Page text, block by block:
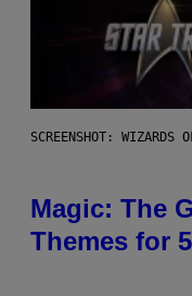
SCREENSHOT: WIZARDS
Magic: The
Themes for